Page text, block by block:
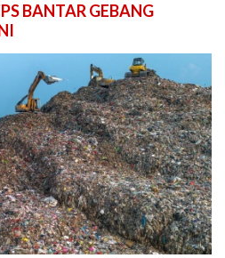
BANTAR GEBANG